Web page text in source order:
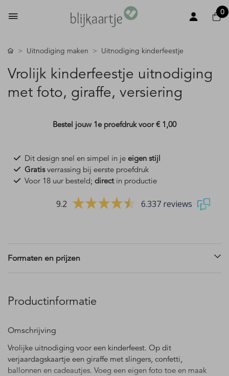
0
Uitnodiging maken Uitnodiging kinderfeestje
Vrolijk kinderfeestje uitnodiging
met foto, giraffe, versiering
Bestel jouw 1e proefdruk voor€ 1,00
Dit design snel en simpel in je eigen stijl
Gratisverrassing bij eerste proefdruk
Voor 18 uur besteld; directin productie
9.2 6.337 reviews
Formaten en prijzen
Productinformatie
Omschrijving
Vrolijke uitnodiging voor een kinderfeest. Op dit
verjaardagskaartje een giraffe met slingers, confetti,
ballonnen en cadeautjes. Voeg een eigen foto toe en maak